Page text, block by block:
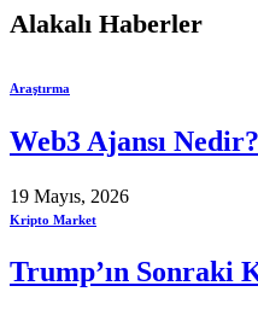
Alakalı Haberler
Araştırma
Web3 Ajansı
19 Mayıs, 2026
Kripto Market
Trump’ın Sonraki